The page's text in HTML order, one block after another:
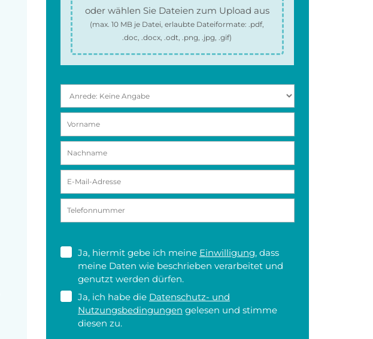
oder wählen Sie Dateien zum Upload aus
(max.10 MB je Datei, erlaubte Dateiformate:.pdf,
.doc, .docx, .odt, .png, .jpg, .gif)
Ja, hiermit gebe ich meine Einwilligung, dass
meine Daten wie beschrieben verarbeitet und
genutzt werden dürfen.
Ja, ich habe die Datenschutz- und
Nutzungsbedingungen gelesen und stimme
diesen zu.